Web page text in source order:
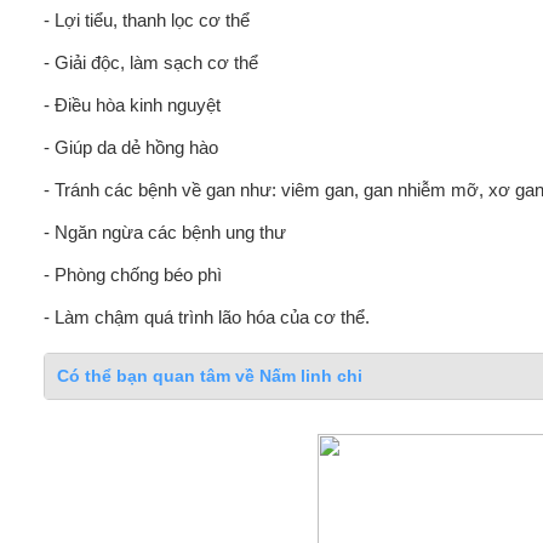
- Lợi tiểu, thanh lọc cơ thể
- Giải độc, làm sạch cơ thể
- Điều hòa kinh nguyệt
- Giúp da dẻ hồng hào
- Tránh các bệnh về gan như: viêm gan, gan nhiễm mỡ, xơ
- Ngăn ngừa các bệnh ung thư
- Phòng chống béo phì
- Làm chậm quá trình lão hóa của cơ thể.
Có thể bạn quan tâm về Nấm linh chi